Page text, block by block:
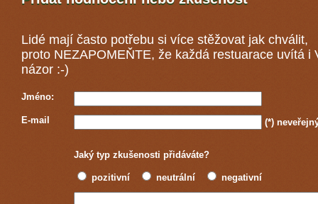
Lidé mají často potřebu si více stěžovat jak chválit,
proto NEZAPOMEŇTE, že každá restuarace uvítá i
názor :-)
Jméno:
E-mail (*)
Jaký typ zkušenosti přidáváte?
pozitivní neutrální negativní